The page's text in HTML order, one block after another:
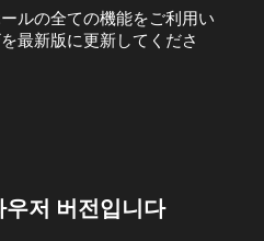
ルの全ての機能をご利用い
最新版に更新してくださ
저 버전입니다